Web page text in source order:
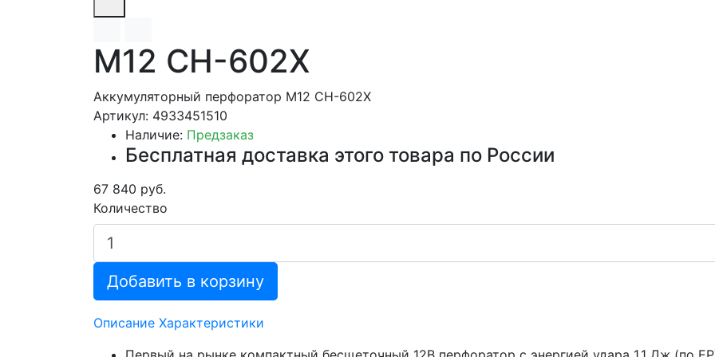
M12 CH-602X
Аккумуляторный перфоратор M12 CH-602X
Артикул: 4933451510
Наличие: Предзаказ
Бесплатная доставка этого товара по России
67 840 руб.
Количество
Добавить в корзину
Описание Характеристики